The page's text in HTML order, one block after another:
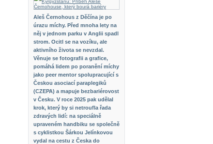
Aleš Černohous z Děčína je po
úrazu míchy. Před mnoha lety na
něj v jednom parku v Anglii spadl
strom. Ocitl se na vozíku, ale
aktivního života se nevzdal.
Věnuje se fotografii a grafice,
pomáhá lidem po poranění míchy
jako peer mentor spolupracující s
Českou asociací paraplegiků
(CZEPA) a mapuje bezbariérovost
v Česku. V roce 2025 pak udělal
krok, který by si netroufla řada
zdravých lidí: na speciálně
upraveném handbiku se společně
s cyklistkou Šárkou Jelínkovou
vydal na cestu z Česka do